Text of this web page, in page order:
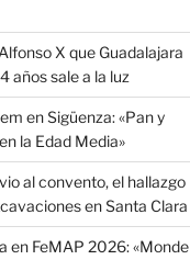
X que Guadalajara
años sale a la luz
en Sigüenza: «Pan y
la Edad Media»
al convento, el hallazgo
en Santa Clara
en FeMAP 2026: «Monde